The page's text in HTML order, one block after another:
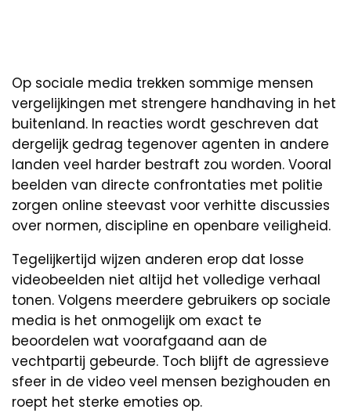
Op sociale media trekken sommige mensen
vergelijkingen met strengere handhaving in het
buitenland. In reacties wordt geschreven dat
dergelijk gedrag tegenover agenten in andere
landen veel harder bestraft zou worden. Vooral
beelden van directe confrontaties met politie
zorgen online steevast voor verhitte discussies
over normen, discipline en openbare veiligheid.
Tegelijkertijd wijzen anderen erop dat losse
videobeelden niet altijd het volledige verhaal
tonen. Volgens meerdere gebruikers op sociale
media is het onmogelijk om exact te
beoordelen wat voorafgaand aan de
vechtpartij gebeurde. Toch blijft de agressieve
sfeer in de video veel mensen bezighouden en
roept het sterke emoties op.